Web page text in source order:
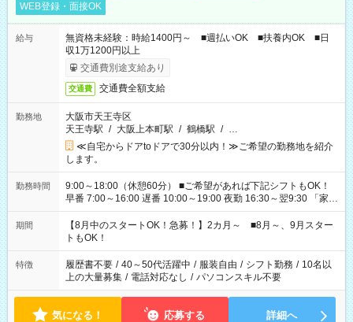
WEB登録・面接OK
給与
無資格未経験：時給1400円～ ■週払いOK ■扶養内OK ■日
収1万1200円以上
交通費別途支給あり
交通費 交通費全額支給
勤務地
大阪市天王寺区
天王寺駅 / 大阪上本町駅 / 鶴橋駅 / …
≪自宅からドアtoドアで30分以内！≫ご希望の勤務地を紹介
します。
勤務時間
9:00～18:00（休憩60分） ■ご希望があれば下記シフトもOK！
早番 7:00～16:00 遅番 10:00～19:00 夜勤 16:30～翌9:30 「家族
と休みを合わせたい」 「余裕を持って夕飯の準備がしたい」
「できれば残業はしたくない」 など、ご希望を教えてください
ね。 ※Wワーク希望の方へ 今ご覧のお仕事で希望する勤務時間
と、もう1つのお仕事の勤務時間。 合計で週40時間を超える場
合は応募できません。
期間
【8月中のスタートOK！急募！】2カ月～ ■8月～、9月スター
トもOK！
特徴 履歴書不要 / 40～50代活躍中 / 服装自由 / シフト勤務 / 10名以
上の大量募集 / 電話対応なし / パソコンスキル不要
気になる！ 応募する 詳細へ